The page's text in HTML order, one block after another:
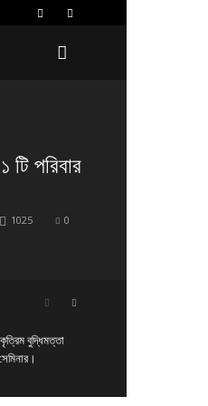
টি পরিবার
1025 0
বুদ্ধিমত্তা